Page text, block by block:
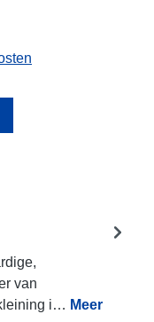
van
i… Meer